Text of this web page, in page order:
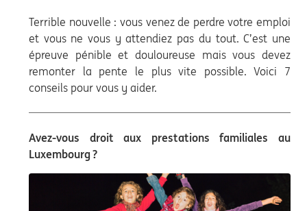
Terrible nouvelle : vous venez de perdre votre emploi
et vous ne vous y attendiez pas du tout. C’est une
épreuve pénible et douloureuse mais vous devez
remonter la pente le plus vite possible. Voici 7
conseils pour vous y aider.
Avez-vous droit aux prestations familiales au
Luxembourg ?